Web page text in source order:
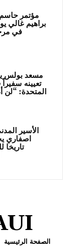
مؤتمر حاسم
براهيم غالي
في
مسعد بولس
تعيينه سفيراً
المتحدة: “لن
الأسير
اصفاري
الصفحة الرئيسية